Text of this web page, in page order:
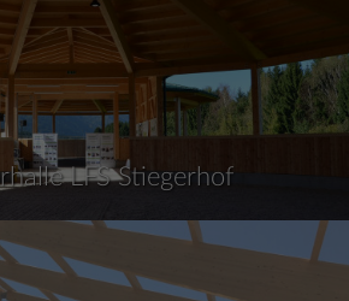
LFS Stiegerhof